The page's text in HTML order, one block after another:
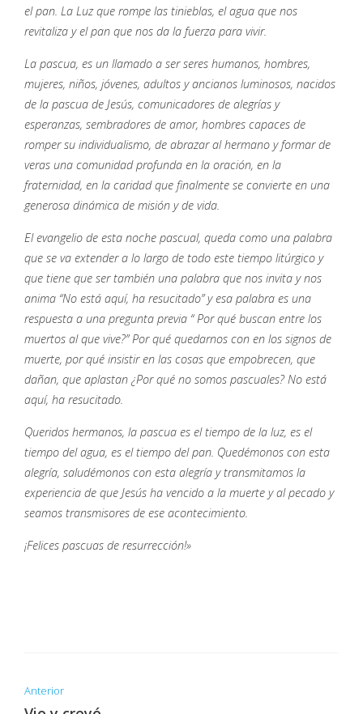
el pan. La Luz que rompe las tinieblas, el agua que nos
revitaliza y el pan que nos da la fuerza para vivir.
La pascua, es un llamado a ser seres humanos, hombres,
mujeres, niños, jóvenes, adultos y ancianos luminosos, nacidos
de la pascua de Jesús, comunicadores de alegrías y
esperanzas, sembradores de amor, hombres capaces de
romper su individualismo, de abrazar al hermano y formar de
veras una comunidad profunda en la oración, en la
fraternidad, en la caridad que finalmente se convierte en una
generosa dinámica de misión y de vida.
El evangelio de esta noche pascual, queda como una palabra
que se va extender a lo largo de todo este tiempo litúrgico y
que tiene que ser también una palabra que nos invita y nos
anima “No está aquí, ha resucitado” y esa palabra es una
respuesta a una pregunta previa “ Por qué buscan entre los
muertos al que vive?” Por qué quedarnos con en los signos de
muerte, por qué insistir en las cosas que empobrecen, que
dañan, que aplastan ¿Por qué no somos pascuales? No está
aquí, ha resucitado.
Queridos hermanos, la pascua es el tiempo de la luz, es el
tiempo del agua, es el tiempo del pan. Quedémonos con esta
alegría, saludémonos con esta alegría y transmitamos la
experiencia de que Jesús ha vencido a la muerte y al pecado y
seamos transmisores de ese acontecimiento.
¡Felices pascuas de resurrección!»
Anterior